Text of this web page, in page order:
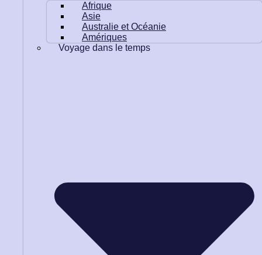
Afrique
Asie
Australie et Océanie
Amériques
Voyage dans le temps